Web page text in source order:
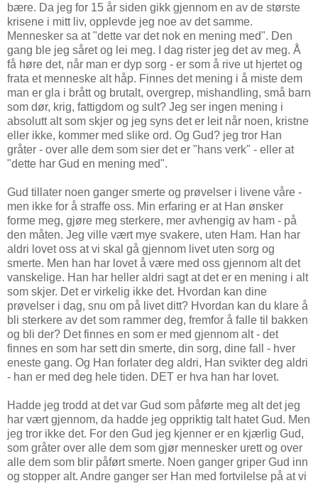
bære. Da jeg for 15 år siden gikk gjennom en av de største
krisene i mitt liv, opplevde jeg noe av det samme.
Mennesker sa at "dette var det nok en mening med". Den
gang ble jeg såret og lei meg. I dag rister jeg det av meg. Å
få høre det, når man er dyp sorg - er som å rive ut hjertet og
frata et menneske alt håp. Finnes det mening i å miste dem
man er gla i brått og brutalt, overgrep, mishandling, små barn
som dør, krig, fattigdom og sult? Jeg ser ingen mening i
absolutt alt som skjer og jeg syns det er leit når noen, kristne
eller ikke, kommer med slike ord. Og Gud? jeg tror Han
gråter - over alle dem som sier det er "hans verk" - eller at
"dette har Gud en mening med".
Gud tillater noen ganger smerte og prøvelser i livene våre -
men ikke for å straffe oss. Min erfaring er at Han ønsker
forme meg, gjøre meg sterkere, mer avhengig av ham - på
den måten. Jeg ville vært mye svakere, uten Ham. Han har
aldri lovet oss at vi skal gå gjennom livet uten sorg og
smerte. Men han har lovet å være med oss gjennom alt det
vanskelige. Han har heller aldri sagt at det er en mening i alt
som skjer. Det er virkelig ikke det. Hvordan kan dine
prøvelser i dag, snu om på livet ditt? Hvordan kan du klare å
bli sterkere av det som rammer deg, fremfor å falle til bakken
og bli der? Det finnes en som er med gjennom alt - det
finnes en som har sett din smerte, din sorg, dine fall - hver
eneste gang. Og Han forlater deg aldri, Han svikter deg aldri
- han er med deg hele tiden. DET er hva han har lovet.
Hadde jeg trodd at det var Gud som påførte meg alt det jeg
har vært gjennom, da hadde jeg oppriktig talt hatet Gud. Men
jeg tror ikke det. For den Gud jeg kjenner er en kjærlig Gud,
som gråter over alle dem som gjør mennesker urett og over
alle dem som blir påført smerte. Noen ganger griper Gud inn
og stopper alt. Andre ganger ser Han med fortvilelse på at vi